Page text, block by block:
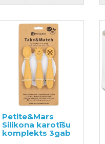
Petite&Mars
Silikona karotīšu
komplekts 3gab